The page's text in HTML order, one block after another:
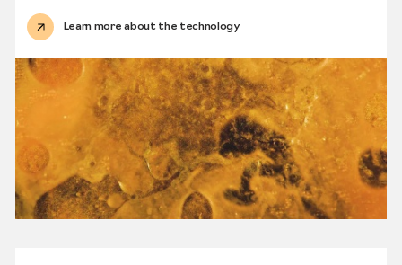
Learn more about the technology